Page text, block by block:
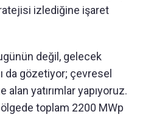
izlediğine işaret
değil, gelecek
da gözetiyor; çevresel
yatırımlar yapıyoruz.
toplam 2200 MWp